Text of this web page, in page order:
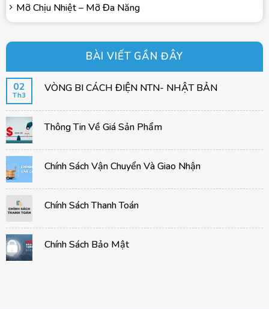
Mỡ Chịu Nhiệt – Mỡ Đa Năng
BÀI VIẾT GẦN ĐÂY
02
Th3
VÒNG BI CÁCH ĐIỆN NTN- NHẬT BẢN
Thông Tin Về Giá Sản Phẩm
Chính Sách Vận Chuyển Và Giao Nhận
Chính Sách Thanh Toán
Chính Sách Bảo Mật